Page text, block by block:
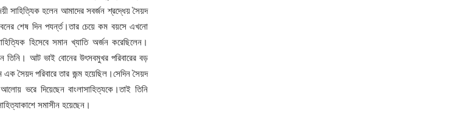
সাহিত্যিক হলেন আমাদের সবর্জন শ্রদ্ধেয় সৈয়দ
শেষ দিন পযর্ন্ত।তার চেয়ে কম বয়সে এখনো
হিসেবে সমান খ্যাতি অর্জন করেছিলেন।
তিনি। আট ভাই বোনের উৎসবমুখর পরিবারের বড়
সৈয়দ পরিবারে তার জন্ম হয়েছিল।সেদিন সৈয়দ
ভরে দিয়েছেন বাংলাসাহিত্যকে।তাই তিনি
সমাসীন হয়েছেন।